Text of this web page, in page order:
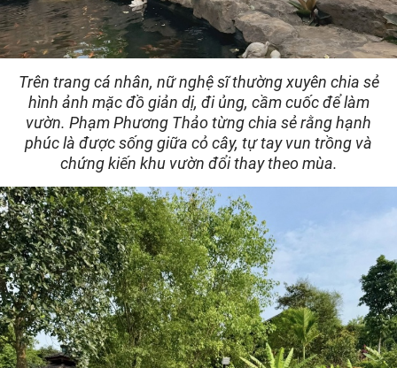
Trên trang cá nhân, nữ nghệ sĩ thường xuyên chia sẻ
hình ảnh mặc đồ giản dị, đi ủng, cầm cuốc để làm
vườn. Phạm Phương Thảo từng chia sẻ rằng hạnh
phúc là được sống giữa cỏ cây, tự tay vun trồng và
chứng kiến khu vườn đổi thay theo mùa.